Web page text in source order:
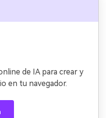
de IA para crear y
en tu navegador.